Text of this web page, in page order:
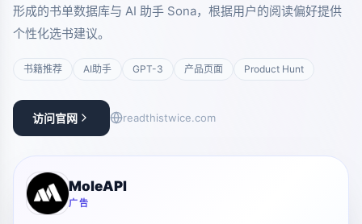
形成的书单数据库与 AI 助手 Sona，根据用户的阅读偏好提供
个性化选书建议。
书籍推荐 AI助手 GPT-3 产品页面 Product Hunt
访问官网 readthistwice.com
MoleAPI
广告